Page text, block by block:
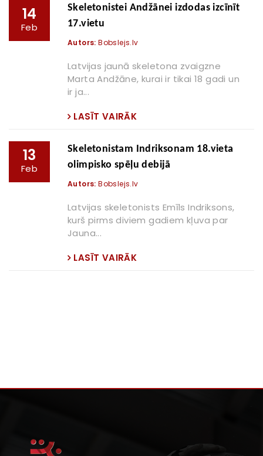
14
Feb
Skeletonistei Andžānei izdodas izcīnīt
17.vietu
Autors: Bobslejs.lv
Latvijas jaunā skeletona zvaigzne
Marta Andžāne, kurai ir tikai 18 gadi un
ir ja...
LASĪT VAIRĀK
13
Feb
Skeletonistam Indriksonam 18.vieta
olimpisko spēļu debijā
Autors: Bobslejs.lv
Latvijas skeletonists Emīls Indriksons,
kurš pirms diviem gadiem kļuva par
Jauna...
LASĪT VAIRĀK